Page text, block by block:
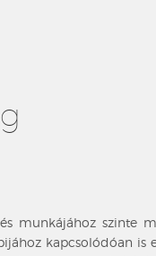
munkájához szinte
kapcsolódóan is